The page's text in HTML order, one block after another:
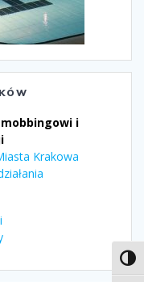
i
Krakowa